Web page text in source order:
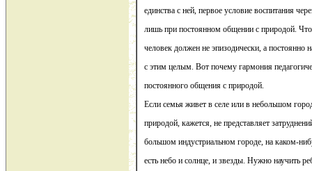
единства с ней, первое условие воспитания
лишь при постоянном общении с природой.
человек должен не эпизодически, а постоянно
с этим целым. Вот почему гармония
постоянного общения с природой.
Если семья живет в селе или в небольшом
природой, кажется, не представляет
большом индустриальном городе, на каком-
есть небо и солнце, и звезды. Нужно научить